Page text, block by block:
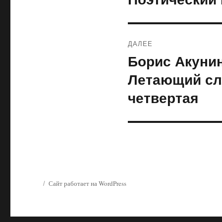
ДАЛЕЕ
Следующая
запись:
Борис
Летающий
четвертая
Сайт работает на WordPress